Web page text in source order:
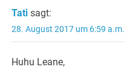
Tati sagt:
28. August 2017 um 6:59
Huhu Leane,